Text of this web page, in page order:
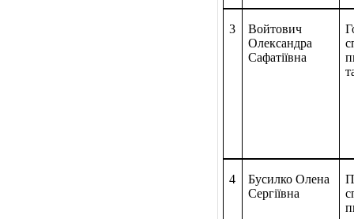
3
Войтович
Олександра
Сафатіївна
4
Бусилко Олена
Сергіївна